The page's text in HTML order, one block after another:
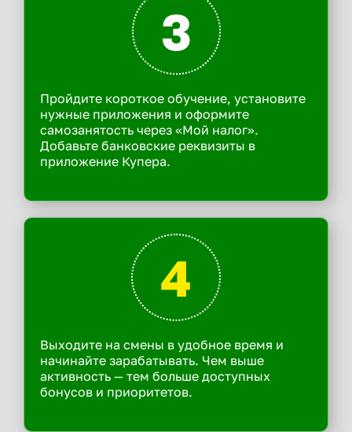
3
Пройдите короткое обучение, установите
нужные приложения и оформите
самозанятость через «Мой налог».
Добавьте банковские реквизиты в
приложение Купера.
4
Выходите на смены в удобное время и
начинайте зарабатывать. Чем выше
активность — тем больше доступных
бонусов и приоритетов.